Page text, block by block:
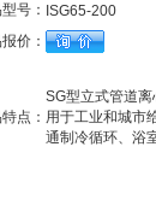
号： ISG65-200
价：
点：
SG型立式管道
用于工业和城市
通制冷循环、浴